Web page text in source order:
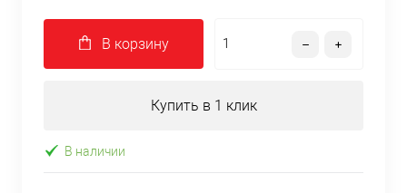
В корзину
Купить в 1 клик
В наличии